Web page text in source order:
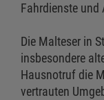
Fahrdienste und
Die Malteser in
insbesondere
Hausnotruf die
vertrauten